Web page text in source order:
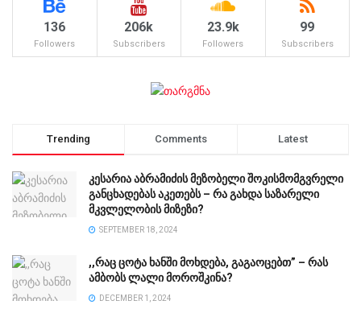
136
Followers
206k
Subscribers
23.9k
Followers
99
Subscribers
Trending Comments Latest
კესარია აბრამიძის მეზობელი შოკისმომგვრელი
განცხადებას აკეთებს – რა გახდა საზარელი
მკვლელობის მიზეზი?
SEPTEMBER 18, 2024
,,რაც ცოტა ხანში მოხდება, გაგაოცებთ” – რას
ამბობს ლალი მოროშკინა?
DECEMBER 1, 2024